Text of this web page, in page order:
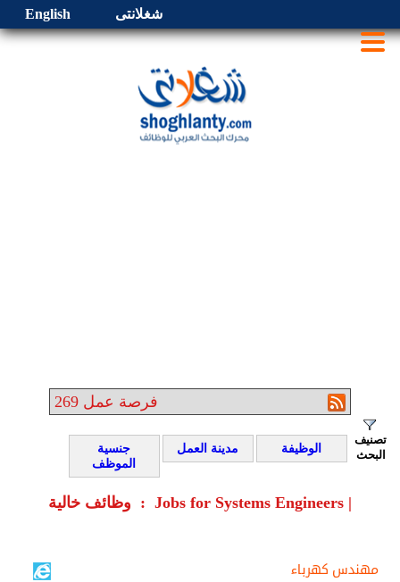
شغلانتى English
269 فرصة عمل
تصنيف
البحث
الوظيفة مدينة العمل
جنسية
الموظف
وظائف خالية : Jobs for Systems Engineers |
مهندس كهرباء